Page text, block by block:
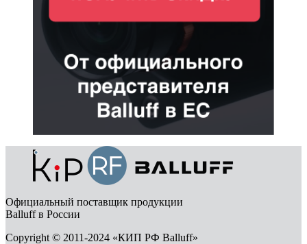
Официальный поставщик продукции
Balluff в России
Copyright © 2011-2024 «КИП РФ Balluff»